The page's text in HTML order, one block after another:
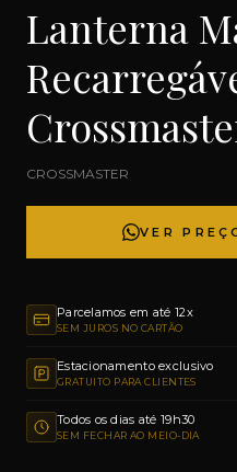
Lanterna
CROSSMASTER
VER
Parcelamos em até 12x
SEM JUROS NO CARTÃO
Estacionamento exclusivo
GRATUITO PARA CLIENTES
Todos os dias até 19h30
SEM FECHAR AO MEIO-DIA